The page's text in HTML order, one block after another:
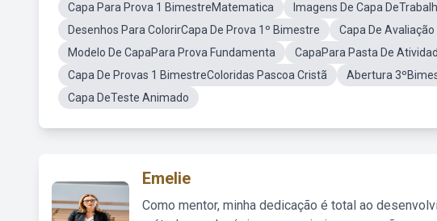
Capa Para Prova 1 BimestreMatematica
Imagens De Capa
Desenhos Para ColorirCapa De Prova 1º Bimestre
Capa De
Modelo De CapaPara Prova Fundamenta
CapaPara Pasta De
Capa De Provas 1 BimestreColoridas Pascoa Cristã
Abertura
Capa DeTeste Animado
Emelie
Como mentor, minha dedicação é total ao